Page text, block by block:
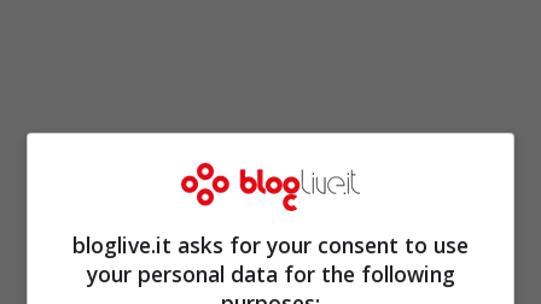
Non è la prima volta che negli Emirati Arabi
accade una tragedia simile. Hanno subito
bloglive.it asks for your consent to use
your personal data for the following